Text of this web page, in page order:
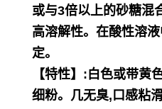
或与3倍以上的砂糖混
高溶解性。在酸性溶
定。
【特性】:白色或带黄
细粉。几无臭,口感粘